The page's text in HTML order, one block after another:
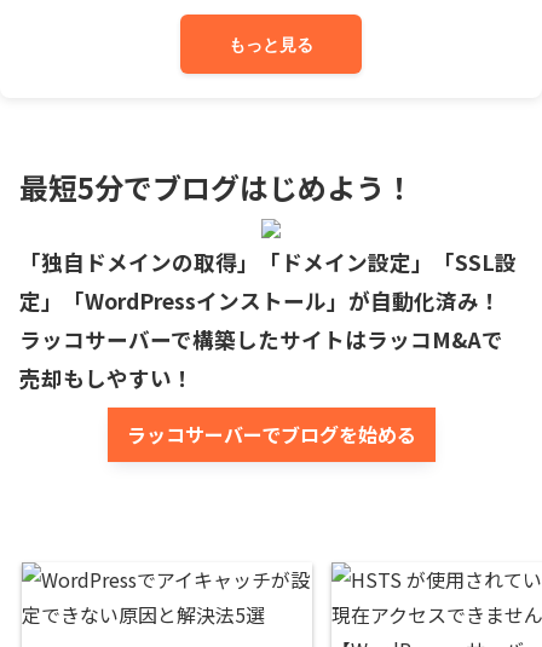
もっと見る
最短5分でブログはじめよう！
「独自ドメインの取得」「ドメイン設定」「SSL設
定」「WordPressインストール」が自動化済み！
ラッコサーバーで構築したサイトはラッコM&Aで
売却もしやすい！
ラッコサーバーでブログを始める